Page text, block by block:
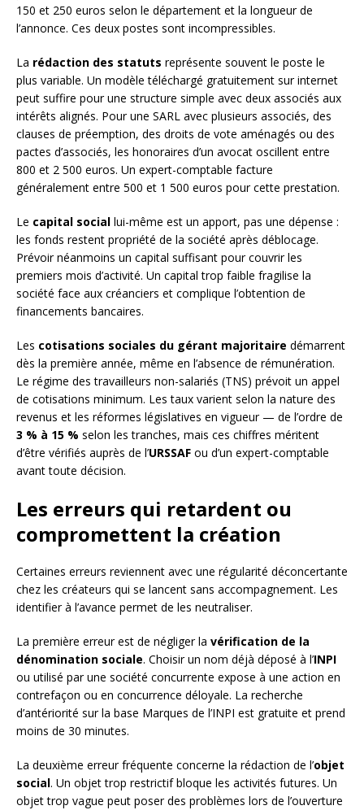
150 et 250 euros selon le département et la longueur de
l’annonce. Ces deux postes sont incompressibles.
La rédaction des statuts représente souvent le poste le
plus variable. Un modèle téléchargé gratuitement sur internet
peut suffire pour une structure simple avec deux associés aux
intérêts alignés. Pour une SARL avec plusieurs associés, des
clauses de préemption, des droits de vote aménagés ou des
pactes d’associés, les honoraires d’un avocat oscillent entre
800 et 2 500 euros. Un expert-comptable facture
généralement entre 500 et 1 500 euros pour cette prestation.
Le capital social lui-même est un apport, pas une dépense :
les fonds restent propriété de la société après déblocage.
Prévoir néanmoins un capital suffisant pour couvrir les
premiers mois d’activité. Un capital trop faible fragilise la
société face aux créanciers et complique l’obtention de
financements bancaires.
Les cotisations sociales du gérant majoritaire démarrent
dès la première année, même en l’absence de rémunération.
Le régime des travailleurs non-salariés (TNS) prévoit un appel
de cotisations minimum. Les taux varient selon la nature des
revenus et les réformes législatives en vigueur — de l’ordre de
3 % à 15 % selon les tranches, mais ces chiffres méritent
d’être vérifiés auprès de l’URSSAF ou d’un expert-comptable
avant toute décision.
Les erreurs qui retardent ou
compromettent la création
Certaines erreurs reviennent avec une régularité déconcertante
chez les créateurs qui se lancent sans accompagnement. Les
identifier à l’avance permet de les neutraliser.
La première erreur est de négliger la vérification de la
dénomination sociale. Choisir un nom déjà déposé à l’INPI
ou utilisé par une société concurrente expose à une action en
contrefaçon ou en concurrence déloyale. La recherche
d’antériorité sur la base Marques de l’INPI est gratuite et prend
moins de 30 minutes.
La deuxième erreur fréquente concerne la rédaction de l’objet
social. Un objet trop restrictif bloque les activités futures. Un
objet trop vague peut poser des problèmes lors de l’ouverture